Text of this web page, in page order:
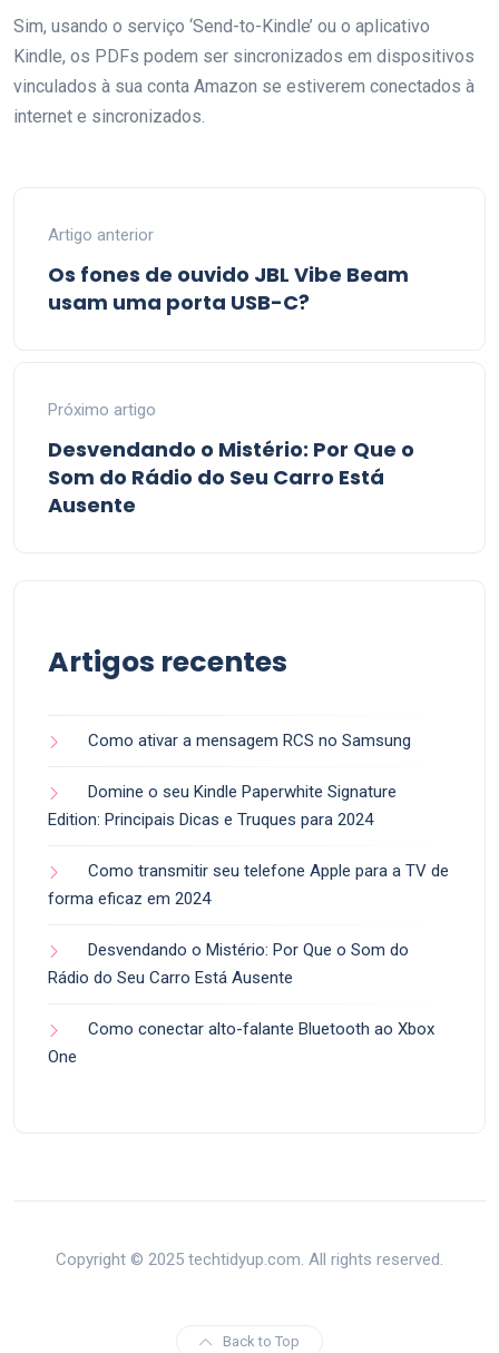
Sim, usando o serviço ‘Send-to-Kindle’ ou o aplicativo
Kindle, os PDFs podem ser sincronizados em dispositivos
vinculados à sua conta Amazon se estiverem conectados à
internet e sincronizados.
Artigo anterior
Os fones de ouvido JBL Vibe Beam
usam uma porta USB-C?
Próximo artigo
Desvendando o Mistério: Por Que o
Som do Rádio do Seu Carro Está
Ausente
Artigos recentes
Como ativar a mensagem RCS no Samsung
Domine o seu Kindle Paperwhite Signature
Edition: Principais Dicas e Truques para 2024
Como transmitir seu telefone Apple para a TV de
forma eficaz em 2024
Desvendando o Mistério: Por Que o Som do
Rádio do Seu Carro Está Ausente
Como conectar alto-falante Bluetooth ao Xbox
One
Copyright © 2025 techtidyup.com. All rights reserved.
Back to Top